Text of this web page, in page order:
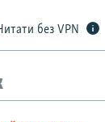
без VPN